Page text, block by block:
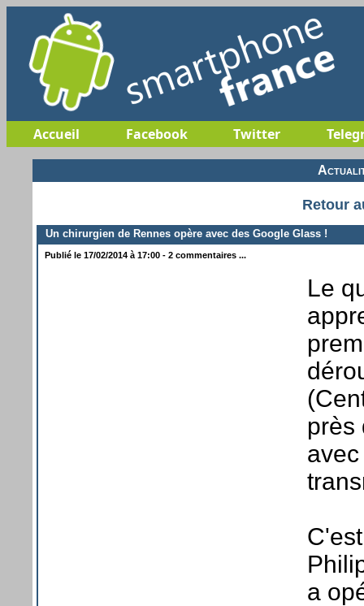
Accueil Facebook Twitter
Retour
Un chirurgien de Rennes opère avec des Google Glass !
Publié le 17/02/2014 à 17:00 - 2 commentaires ...
Le
près
a